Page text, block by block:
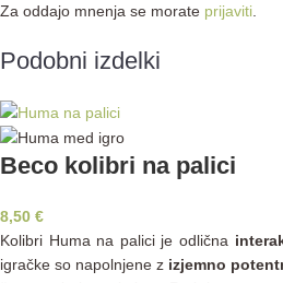
Za oddajo mnenja se morate prijaviti
Podobni izdelki
Beco kolibri na palici
8,50 €
Kolibri Huma na palici je odlična
igračke so napolnjene z izjemno